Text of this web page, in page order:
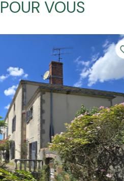
POUR VOUS
3 chambre(s)
150 m²
Luçon (85400)
228 200 €